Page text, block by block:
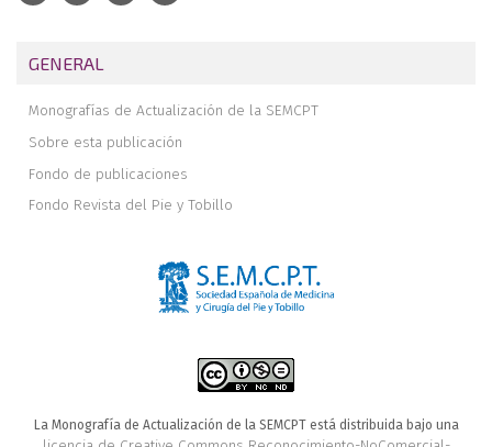
GENERAL
Monografías de Actualización de la SEMCPT
Sobre esta publicación
Fondo de publicaciones
Fondo Revista del Pie y Tobillo
La Monografía de Actualización de la SEMCPT está distribuida bajo una